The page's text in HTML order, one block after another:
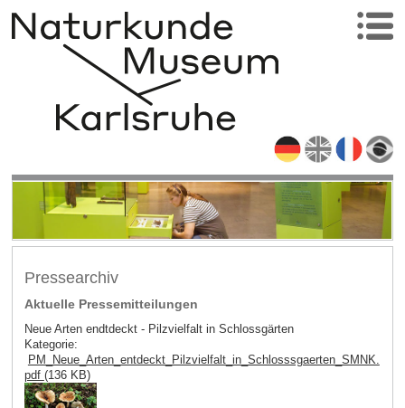
Pressearchiv
Aktuelle Pressemitteilungen
Neue Arten endtdeckt - Pilzvielfalt in Schlossgärten
Kategorie:
PM_Neue_Arten_entdeckt_Pilzvielfalt_in_Schlosssgaerten_SMNK.
pdf (136 KB)